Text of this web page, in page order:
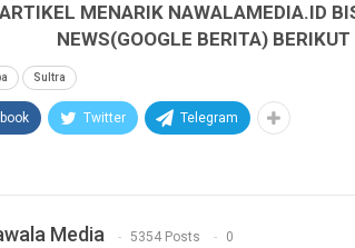
MENARIK NAWALAMEDIA.ID
NEWS(GOOGLE BERITA) BERIKUT
Sultra
Twitter Telegram
Media 5354 Posts 0